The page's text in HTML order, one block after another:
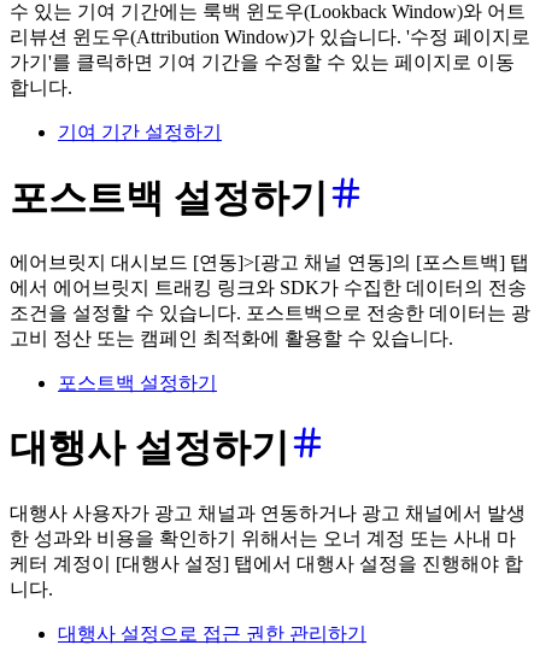
수 있는 기여 기간에는 룩백 윈도우(Lookback Window)와 어트
리뷰션 윈도우(Attribution Window)가 있습니다. '수정 페이지로
가기'를 클릭하면 기여 기간을 수정할 수 있는 페이지로 이동
합니다.
기여 기간 설정하기
포스트백 설정하기
에어브릿지 대시보드 [연동]>[광고 채널 연동]의 [포스트백] 탭
에서 에어브릿지 트래킹 링크와 SDK가 수집한 데이터의 전송
조건을 설정할 수 있습니다. 포스트백으로 전송한 데이터는 광
고비 정산 또는 캠페인 최적화에 활용할 수 있습니다.
포스트백 설정하기
대행사 설정하기
대행사 사용자가 광고 채널과 연동하거나 광고 채널에서 발생
한 성과와 비용을 확인하기 위해서는 오너 계정 또는 사내 마
케터 계정이 [대행사 설정] 탭에서 대행사 설정을 진행해야 합
니다.
대행사 설정으로 접근 권한 관리하기